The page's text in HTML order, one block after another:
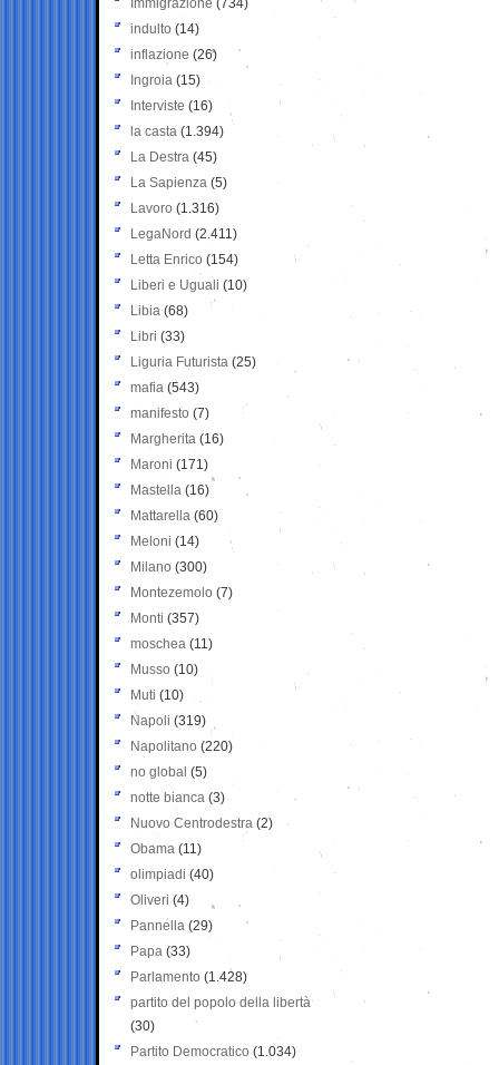
Immigrazione (734)
indulto (14)
inflazione (26)
Ingroia (15)
Interviste (16)
la casta (1.394)
La Destra (45)
La Sapienza (5)
Lavoro (1.316)
LegaNord (2.411)
Letta Enrico (154)
Liberi e Uguali (10)
Libia (68)
Libri (33)
Liguria Futurista (25)
mafia (543)
manifesto (7)
Margherita (16)
Maroni (171)
Mastella (16)
Mattarella (60)
Meloni (14)
Milano (300)
Montezemolo (7)
Monti (357)
moschea (11)
Musso (10)
Muti (10)
Napoli (319)
Napolitano (220)
no global (5)
notte bianca (3)
Nuovo Centrodestra (2)
Obama (11)
olimpiadi (40)
Oliveri (4)
Pannella (29)
Papa (33)
Parlamento (1.428)
partito del popolo della libertà
(30)
Partito Democratico (1.034)